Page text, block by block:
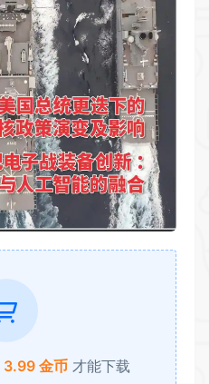
3.99 金币 才能下载